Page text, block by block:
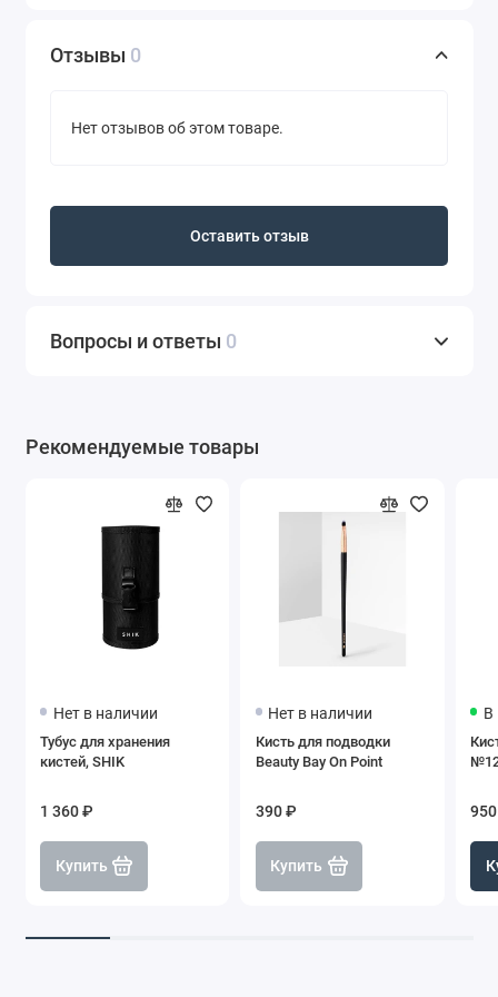
Отзывы 0
Нет отзывов об этом товаре.
Оставить отзыв
Вопросы и ответы 0
Рекомендуемые товары
Нет в наличии
Тубус для хранения
кистей, SHIK
1 360 ₽
Купить
Нет в наличии
Кисть для подводки
Beauty Bay On Point
390 ₽
Купить
В